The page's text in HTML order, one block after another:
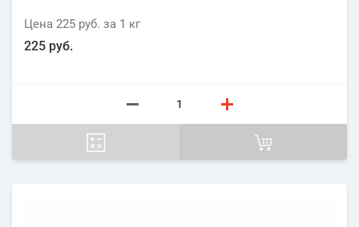
Цена 225 руб. за 1 кг
225 руб.